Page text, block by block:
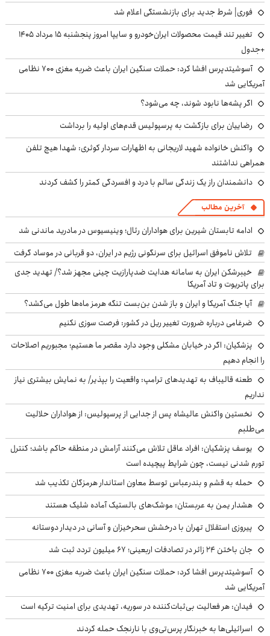
فوری| شرط جدید برای بازنشستگی اعلام شد
تغییر تند قیمت محصولات ایران‌خودرو و سایپا امروز پنجشنبه ۱۵ مرداد ۱۴۰۵
+جدول
آسوشیتدپرس افشا کرد: حملات سنگین ایران باعث ضربه مغزی ۷۰۰ نظامی
آمریکایی شد
اگر پشه‌ها نابود شوند، چه می‌شود؟
رضاییان برای بازگشت به پرسپولیس قدم‌های اولیه را برداشت
واکنش خانواده شهید لاریجانی به اظهارات سردار کوثری: شهدا هیچ تلفن
همراهی نداشتند
دانشمندان راز یک زندگی سالم با درد و افسردگی کمتر را کشف کردند
آخرین مطالب
ادامه تابستان شیرین برای هواداران رئال؛ وینیسیوس در مادرید ماندنی شد
تلاش ناموفق اسرائیل برای سرنگونی رژیم در ایران، دو قربانی در موساد گرفت
خیبرشکن ایران به سامانه هدایت ضدپارازیت چینی مجهز شد؟/ تهدید جدی
برای پاتریوت و تاد آمریکا
آیا جنگ آمریکا و ایران و باز شدن بن‌بست تنگه هرمز ماه‌ها طول می‌کشد؟
ضرغامی درباره ضرورت تغییر ریل در کشور: فرصت سوزی نکنیم
پزشکیان: اگر در خیابان مشکلی وجود دارد مقصر ما هستیم؛ مجبوریم اصلاحات
را انجام دهیم
طعنه قالیباف به تهدیدهای ترامپ: واقعیت را بپذیر/ به نمایش بیشتری نیاز
نداریم
نخستین واکنش عالیشاه پس از جدایی از پرسپولیس: از هواداران حلالیت
می‌طلبم
یوسف پزشکیان: افراد عاقل تلاش می‌کنند آرامش در منطقه حاکم باشد؛ کنترل
تورم شدنی نیست، چون شرایط پیچیده است
حمله به قشم و بندرعباس توسط معاون استاندار هرمزگان تکذیب شد
هشدار یمن به عربستان: موشک‌های بالستیک آماده شلیک هستند
پیروزی استقلال تهران با درخشش سحرخیزان و آسانی در دیدار دوستانه
جان باختن ۲۴ زائر در تصادفات اربعینی؛ ۶۷ میلیون تردد ثبت شد
آسوشیتدپرس افشا کرد: حملات سنگین ایران باعث ضربه مغزی ۷۰۰ نظامی
آمریکایی شد
فیدان: هر فعالیت بی‌ثبات‌کننده در سوریه، تهدیدی برای امنیت ترکیه است
اسرائیلی‌ها به خبرنگار پرس‌تی‌وی با نارنجک حمله کردند